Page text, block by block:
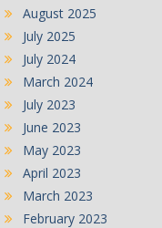
August 2025
July 2025
July 2024
March 2024
July 2023
June 2023
May 2023
April 2023
March 2023
February 2023